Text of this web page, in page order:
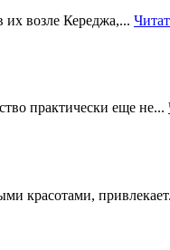
их возле Кереджа,...
практически еще не...
красотами,